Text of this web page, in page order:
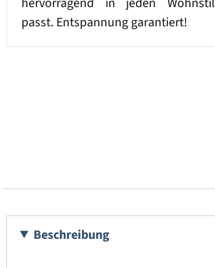
passt. Entspannung garantiert!
Beschreibung